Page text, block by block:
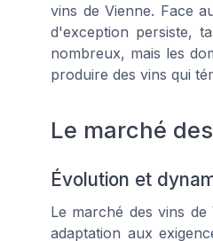
vins de Vienne. Face
d'exception persiste,
nombreux, mais les
produire des vins qui
Le marché
Évolution et
Le marché des vins
adaptation aux